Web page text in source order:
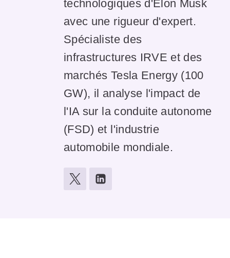
technologiques d'Elon Musk
avec une rigueur d'expert.
Spécialiste des
infrastructures IRVE et des
marchés Tesla Energy (100
GW), il analyse l'impact de
l'IA sur la conduite autonome
(FSD) et l'industrie
automobile mondiale.